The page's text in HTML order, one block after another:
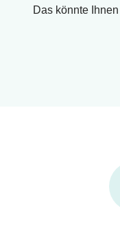
Das könnte